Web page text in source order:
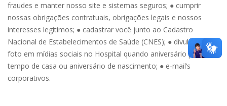
fraudes e manter nosso site e sistemas seguros; ● cumprir
nossas obrigações contratuais, obrigações legais e nossos
interesses legítimos; ● cadastrar você junto ao Cadastro
Nacional de Estabelecimentos de Saúde (CNES); ● divulgar sua
foto em mídias sociais no Hospital quando aniversário por
tempo de casa ou aniversário de nascimento; ● e-mail’s
corporativos.